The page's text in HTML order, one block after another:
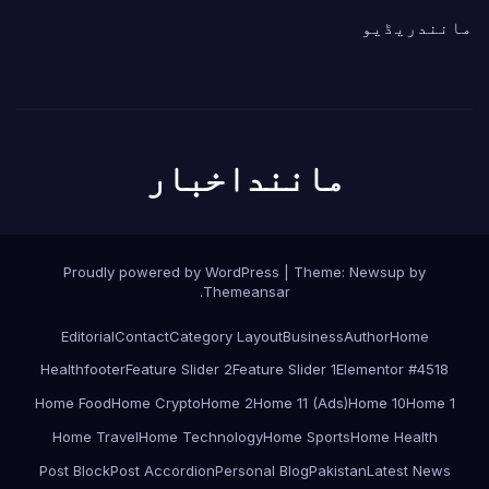
مانندریڈیو
ماننداخبار
Proudly powered by WordPress Theme: Newsup by
Themeansar
.
Home
Author
Business
Category Layout
Contact
Editorial
Elementor #4518
Feature Slider 1
Feature Slider 2
footer
Health
Home 1
Home 10
Home 11 (Ads)
Home 2
Home Crypto
Home Food
Home Health
Home Sports
Home Technology
Home Travel
Latest News
Pakistan
Personal Blog
Post Accordion
Post Block